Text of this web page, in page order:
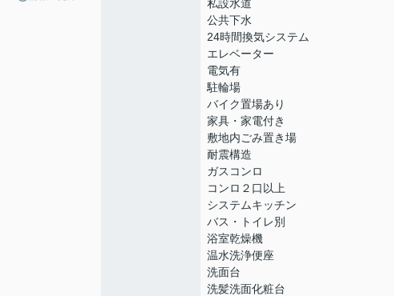
私設水道
公共下水
24時間換気システム
エレベーター
電気有
駐輪場
バイク置場あり
家具・家電付き
敷地内ごみ置き場
耐震構造
ガスコンロ
コンロ２口以上
システムキッチン
バス・トイレ別
浴室乾燥機
温水洗浄便座
洗面台
洗髪洗面化粧台